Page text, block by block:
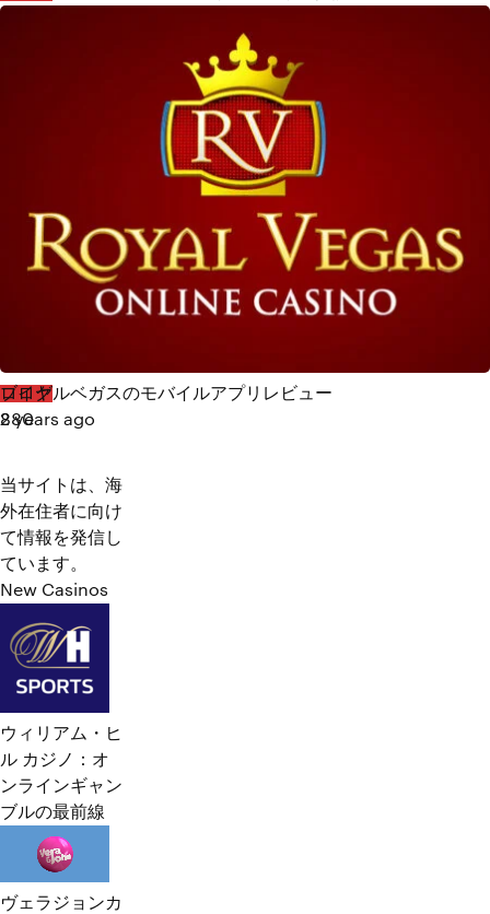
ブログ
ロイヤルベガスのモバイルアプリレビュー
2 years ago
880
当サイトは、海
外在住者に向け
て情報を発信し
ています。
New Casinos
ウィリアム・ヒ
ル カジノ：オ
ンラインギャン
ブルの最前線
ヴェラジョンカ